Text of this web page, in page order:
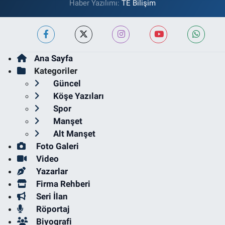
Haber Yazılımı: TE Bilişim
Ana Sayfa
Kategoriler
Güncel
Köşe Yazıları
Spor
Manşet
Alt Manşet
Foto Galeri
Video
Yazarlar
Firma Rehberi
Seri İlan
Röportaj
Biyografi